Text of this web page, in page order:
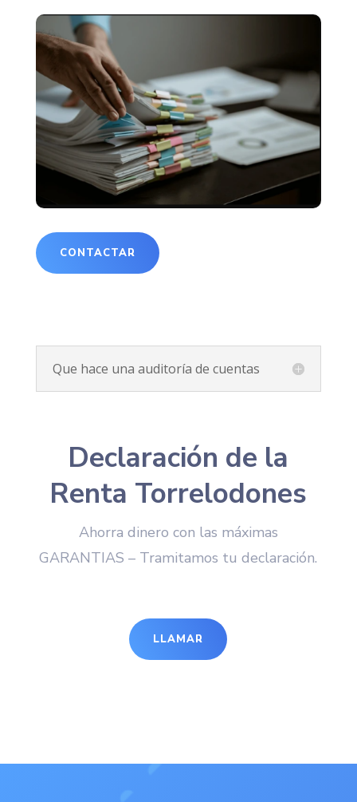
CONTACTAR
Que hace una auditoría de cuentas
Declaración de la
Renta Torrelodones
Ahorra dinero con las máximas
GARANTIAS – Tramitamos tu declaración.
LLAMAR